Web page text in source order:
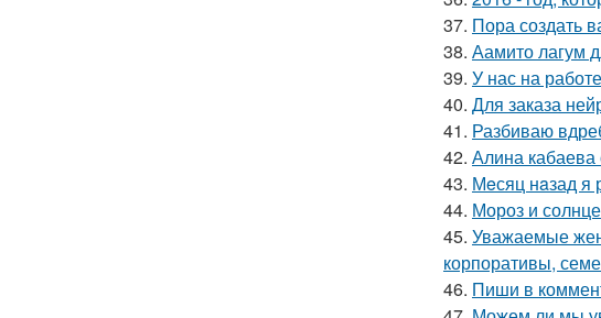
37. Пора создать
38. Аамито лагум
39. У нас на
40. Для заказа
41. Разбиваю
42. Алина кабаева
43. Мeсяц нaзад я
44. Мороз и
45. Уважаемые
корпоративы,
46. Пиши в